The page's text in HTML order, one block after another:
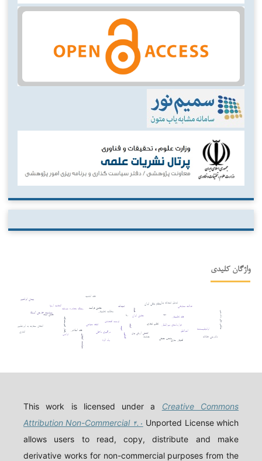
واژگان کلیدی
ثبات سیاسی
توسعه اقتصادی
فساد
درگیری داخلی
ریسک مصادره سرمایه
ثبوت اثبات
تعهدات
حقوق ایران
حقوق فرانسه
مطالعه تطبیقی
رفتار غیرمتعارف تقلب تجاری قراردادهای بین‌المللی
حسن نیت
اتحادیه اروپا
کاهش ارزش پول
نظام بانکی ایران
فقه اسلامی
ربا
تعدیل تعهدات پولی
عدالت معاوضی
دیه
قصاص
ولد الزنا
فقه امامیه
مذهب حنفی جنایت
فقه تطبیقی
اوانجلیست‌ها
سیاست خارجی آمریکا
ترامپ
اسرائیل
انتقال سفارت به اورشلیم
پیمان ابراهیم
افترقی سازی
دادرسی عادلانه
چالش های دادرسی
سیاست کیفری
اتانازی
This work is licensed under a Creative Commons
Attribution Non-Commercial ۴.۰ Unported License which
allows users to read, copy, distribute and make
derivative works for non-commercial purposes from the